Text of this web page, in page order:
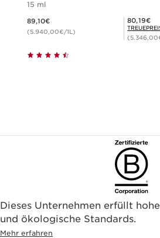
15 ml
89,10€
(5.940,00€/1L)
Mitgliederpreis 80,19€
80,19€
Dieses Unternehmen erfüllt
und ökologische Standards.
Mehr erfahren